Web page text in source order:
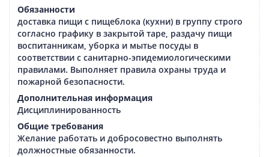
Обязанности
доставка пищи с пищеблока (кухни) в группу строго
согласно графику в закрытой таре, раздачу пищи
воспитанникам, уборка и мытье посуды в
соответствии с санитарно-эпидемиологическими
правилами. Выполняет правила охраны труда и
пожарной безопасности.
Дополнительная информация
Дисциплинированность
Общие требования
Желание работать и добросовестно выполнять
должностные обязанности.